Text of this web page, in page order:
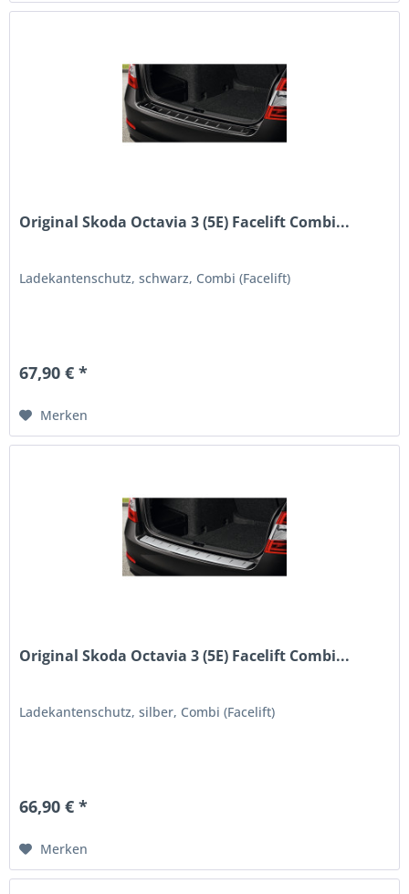
Original Skoda Octavia 3 (5E) Facelift Combi...
Ladekantenschutz, schwarz, Combi (Facelift)
67,90 € *
Merken
Original Skoda Octavia 3 (5E) Facelift Combi...
Ladekantenschutz, silber, Combi (Facelift)
66,90 € *
Merken